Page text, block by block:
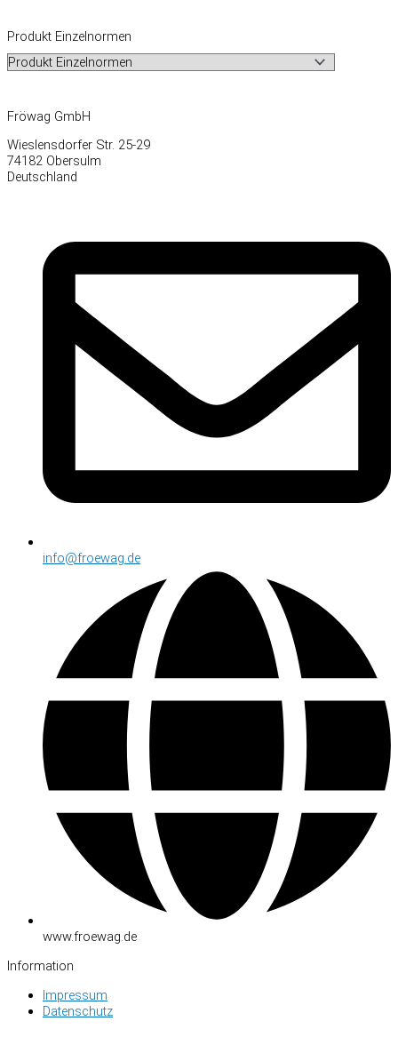
Produkt Einzelnormen
Fröwag GmbH
Wieslensdorfer Str. 25-29
74182 Obersulm
Deutschland
info@froewag.de
www.froewag.de
Information
Impressum
Datenschutz